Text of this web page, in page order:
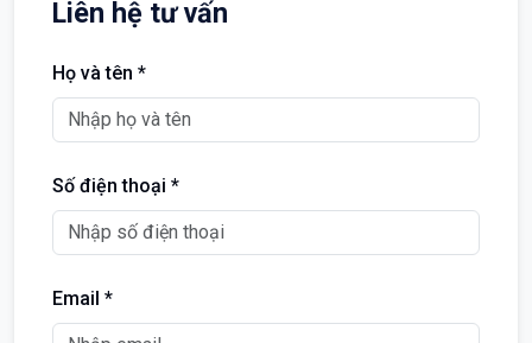
Liên hệ tư vấn
Họ và tên *
Số điện thoại *
Email *